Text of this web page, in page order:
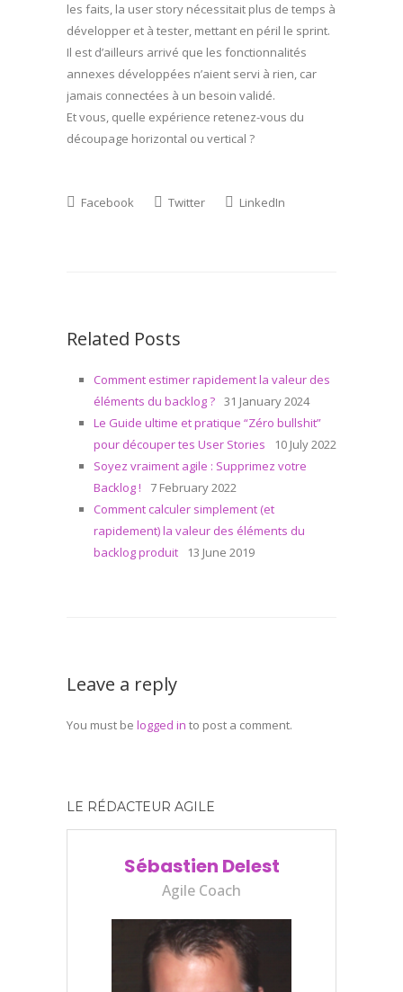
les faits, la user story nécessitait plus de temps à
développer et à tester, mettant en péril le sprint.
Il est d’ailleurs arrivé que les fonctionnalités
annexes développées n’aient servi à rien, car
jamais connectées à un besoin validé.
Et vous, quelle expérience retenez-vous du
découpage horizontal ou vertical ?
Facebook Twitter LinkedIn
Related Posts
Comment estimer rapidement la valeur des
éléments du backlog ? 31 January 2024
Le Guide ultime et pratique “Zéro bullshit”
pour découper tes User Stories
10 July 2022
Soyez vraiment agile : Supprimez votre
Backlog !
7 February 2022
Comment calculer simplement (et
rapidement) la valeur des éléments du
backlog produit
13 June 2019
Leave a reply
You must be logged in to post a comment.
LE RÉDACTEUR AGILE
Sébastien Delest
Agile Coach